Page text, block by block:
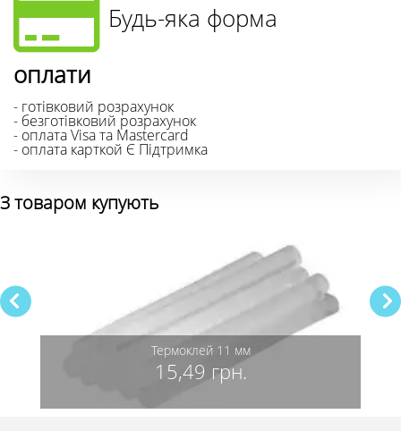
Будь-яка форма
оплати
- готівковий розрахунок
- безготівковий розрахунок
- оплата Visa та Mastercard
- оплата карткой Є Підтримка
З товаром купують
Термоклей 11 мм
15,49 грн.